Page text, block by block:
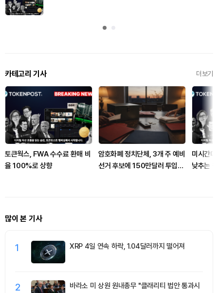
카테고리 기사 더보기
토큰웍스, FWA 수수료 환매 비
율 100%로 상향
암호화폐 정치단체, 3개 주 예비
선거 후보에 150만달러 투입했
미시간
낮추는
많이 본 기사
1 XRP 4일 연속 하락, 1.04달러까지 떨어져
2
바라소 미 상원 원내총무 "클래리티 법안 통과시